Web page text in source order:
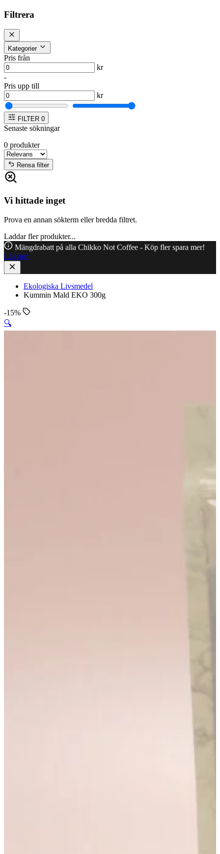
Filtrera
Kategorier
Pris från
kr
-
Pris upp till
kr
FILTER 0
Senaste sökningar
0 produkter
Rensa filter
Vi hittade inget
Prova en annan sökterm eller bredda filtret.
Laddar fler produkter...
Mängdrabatt på alla Chikko Not Coffee - Köp fler spara mer!
Läs mer
Ekologiska Livsmedel
Kummin Mald EKO 300g
-15%
🔍